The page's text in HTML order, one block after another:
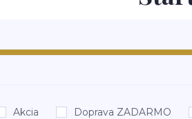
Akcia Doprava ZADARMO